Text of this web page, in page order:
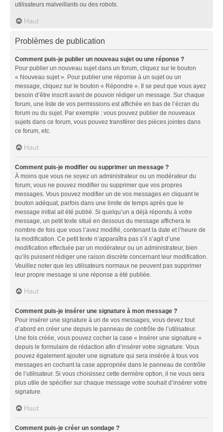
utilisateurs malveillants ou des robots.
Haut
Problèmes de publication
Comment puis-je publier un nouveau sujet ou une réponse ?
Pour publier un nouveau sujet dans un forum, cliquez sur le bouton
« Nouveau sujet ». Pour publier une réponse à un sujet ou un
message, cliquez sur le bouton « Répondre ». Il se peut que vous ayez
besoin d’être inscrit avant de pouvoir rédiger un message. Sur chaque
forum, une liste de vos permissions est affichée en bas de l’écran du
forum ou du sujet. Par exemple : vous pouvez publier de nouveaux
sujets dans ce forum, vous pouvez transférer des pièces jointes dans
ce forum, etc.
Haut
Comment puis-je modifier ou supprimer un message ?
À moins que vous ne soyez un administrateur ou un modérateur du
forum, vous ne pouvez modifier ou supprimer que vos propres
messages. Vous pouvez modifier un de vos messages en cliquant le
bouton adéquat, parfois dans une limite de temps après que le
message initial ait été publié. Si quelqu’un a déjà répondu à votre
message, un petit texte situé en dessous du message affichera le
nombre de fois que vous l’avez modifié, contenant la date et l’heure de
la modification. Ce petit texte n’apparaîtra pas s’il s’agit d’une
modification effectuée par un modérateur ou un administrateur, bien
qu’ils puissent rédiger une raison discrète concernant leur modification.
Veuillez noter que les utilisateurs normaux ne peuvent pas supprimer
leur propre message si une réponse a été publiée.
Haut
Comment puis-je insérer une signature à mon message ?
Pour insérer une signature à un de vos messages, vous devez tout
d’abord en créer une depuis le panneau de contrôle de l’utilisateur.
Une fois créée, vous pouvez cocher la case « Insérer une signature »
depuis le formulaire de rédaction afin d’insérer votre signature. Vous
pouvez également ajouter une signature qui sera insérée à tous vos
messages en cochant la case appropriée dans le panneau de contrôle
de l’utilisateur. Si vous choisissez cette dernière option, il ne vous sera
plus utile de spécifier sur chaque message votre souhait d’insérer votre
signature.
Haut
Comment puis-je créer un sondage ?